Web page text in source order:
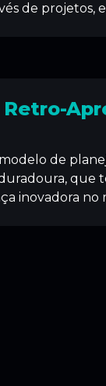
de projetos,
de
que
inovadora no